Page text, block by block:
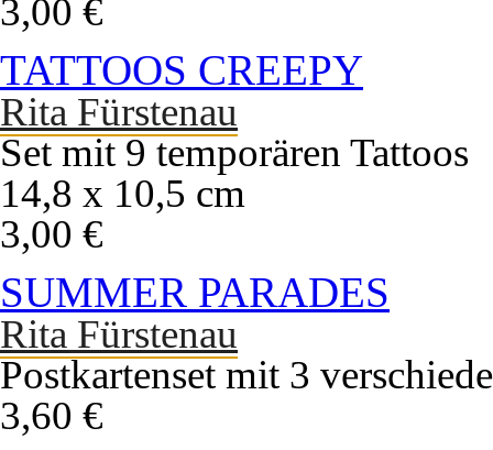
3,00 €
TATTOOS CREEPY
Rita Fürstenau
Set mit 9 temporären Tattoos
14,8 x 10,5 cm
3,00 €
SUMMER PARADES
Rita Fürstenau
Postkartenset mit 3
3,60 €